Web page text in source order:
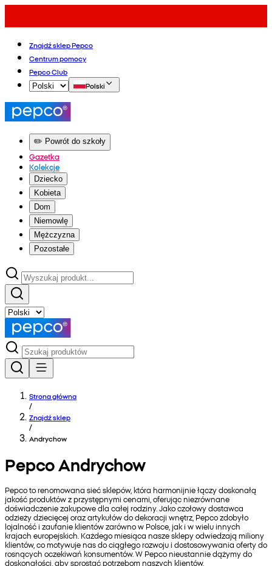
Znajdź sklep Pepco
Centrum pomocy
Pepco Club
Polski
✏️ Powrót do szkoły
Gazetka
Kolekcje
Dziecko
Kobieta
Dom
Niemowlę
Mężczyzna
Pozostałe
Strona główna
/
Znajdź sklep
/
Andrychow
Pepco Andrychow
Pepco to renomowana sieć sklepów, która harmonijnie łączy doskonałą
jakość produktów z przystępnymi cenami, oferując niezrównane
doświadczenie zakupowe dla całej rodziny. Jako czołowy dostawca
odzieży dziecięcej oraz artykułów do dekoracji wnętrz, Pepco zdobyło
lojalność i zaufanie klientów zarówno w Polsce, jak i w wielu innych
krajach europejskich. Każdego miesiąca nasze sklepy odwiedzają miliony
klientów, co motywuje nas do ciągłego rozwoju i dostosowywania oferty do
rosnących oczekiwań konsumentów. W Pepco nieustannie dążymy do
doskonałości, aby sprostać potrzebom naszych klientów.